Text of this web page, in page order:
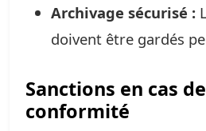
Archivage sécurisé :
doivent être gardés
Sanctions en cas
conformité